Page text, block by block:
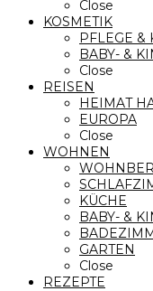
Close
KOSMETIK
PFLEGE &
BABY- &
Close
REISEN
HEIMAT
EUROPA
Close
WOHNEN
KÜCHE
BABY- &
GARTEN
Close
REZEPTE